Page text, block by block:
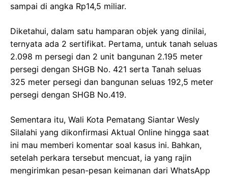
sampai di angka Rp14,5 miliar.
Diketahui, dalam satu hamparan objek yang dinilai,
ternyata ada 2 sertifikat. Pertama, untuk tanah seluas
2.098 m persegi dan 2 unit bangunan 2.195 meter
persegi dengan SHGB No. 421 serta Tanah seluas
325 meter persegi dan bangunan seluas 192,5 meter
persegi dengan SHGB No.419.
Sementara itu, Wali Kota Pematang Siantar Wesly
Silalahi yang dikonfirmasi Aktual Online hingga saat
ini mau memberi komentar soal kasus ini. Bahkan,
setelah perkara tersebut mencuat, ia yang rajin
mengirimkan pesan-pesan keimanan dari WhatsApp